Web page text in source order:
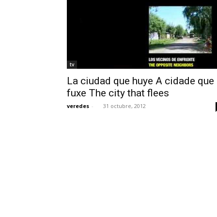
tv
La ciudad que huye A cidade que
fuxe The city that flees
veredes - 31 octubre, 2012